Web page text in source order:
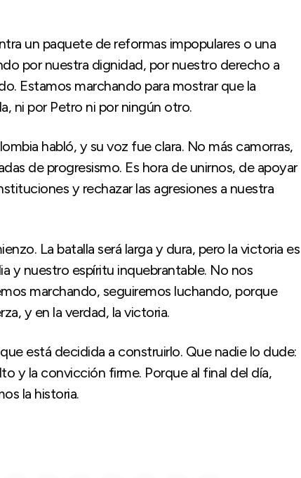
un paquete de reformas impopulares o una
por nuestra dignidad, por nuestro derecho a
Estamos marchando para mostrar que la
ni por Petro ni por ningún otro.
habló, y su voz fue clara. No más camorras,
de progresismo. Es hora de unirnos, de apoyar
y rechazar las agresiones a nuestra
La batalla será larga y dura, pero la victoria es
y nuestro espíritu inquebrantable. No nos
marchando, seguiremos luchando, porque
y en la verdad, la victoria.
está decidida a construirlo. Que nadie lo dude:
y la convicción firme. Porque al final del día,
la historia.